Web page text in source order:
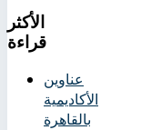
الأكثر
قراءة
عناوين
الأكاديمية
بالقاهرة